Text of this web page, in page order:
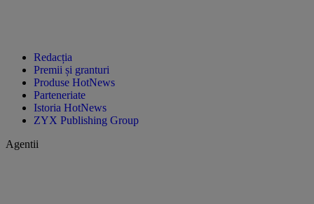
Redacția
Premii și granturi
Produse HotNews
Parteneriate
Istoria HotNews
ZYX Publishing Group
Agentii